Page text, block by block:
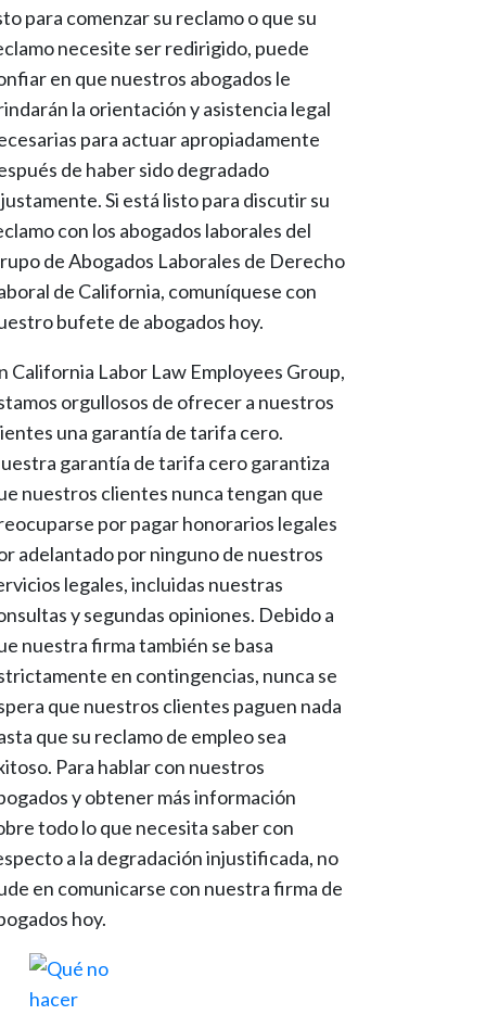
para comenzar su reclamo o que su
necesite ser redirigido, puede
en que nuestros abogados le
la orientación y asistencia legal
para actuar apropiadamente
de haber sido degradado
Si está listo para discutir su
con los abogados laborales del
de Abogados Laborales de Derecho
de California, comuníquese con
bufete de abogados hoy.
California Labor Law Employees Group,
orgullosos de ofrecer a nuestros
una garantía de tarifa cero.
garantía de tarifa cero garantiza
nuestros clientes nunca tengan que
por pagar honorarios legales
adelantado por ninguno de nuestros
legales, incluidas nuestras
y segundas opiniones. Debido a
nuestra firma también se basa
en contingencias, nunca se
que nuestros clientes paguen nada
que su reclamo de empleo sea
Para hablar con nuestros
y obtener más información
todo lo que necesita saber con
a la degradación injustificada, no
en comunicarse con nuestra firma de
hoy.